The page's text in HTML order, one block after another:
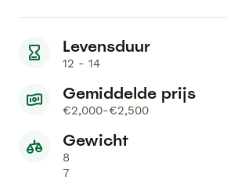
Levensduur
12 - 14
Gemiddelde prijs
€2,000-€2,500
Gewicht
8
7